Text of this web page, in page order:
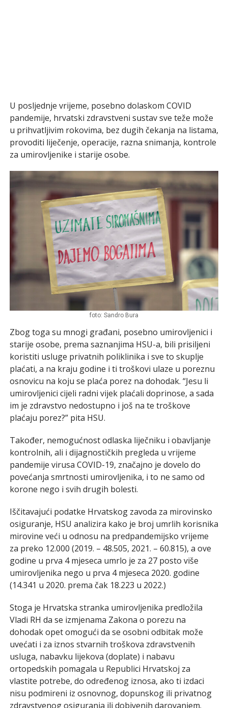
U posljednje vrijeme, posebno dolaskom COVID
pandemije, hrvatski zdravstveni sustav sve teže može
u prihvatljivim rokovima, bez dugih čekanja na listama,
provoditi liječenje, operacije, razna snimanja, kontrole
za umirovljenike i starije osobe.
foto: Sandro Bura
Zbog toga su mnogi građani, posebno umirovljenici i
starije osobe, prema saznanjima HSU-a, bili prisiljeni
koristiti usluge privatnih poliklinika i sve to skuplje
plaćati, a na kraju godine i ti troškovi ulaze u poreznu
osnovicu na koju se plaća porez na dohodak. “Jesu li
umirovljenici cijeli radni vijek plaćali doprinose, a sada
im je zdravstvo nedostupno i još na te troškove
plaćaju porez?” pita HSU.
Također, nemogućnost odlaska liječniku i obavljanje
kontrolnih, ali i dijagnostičkih pregleda u vrijeme
pandemije virusa COVID-19, značajno je dovelo do
povećanja smrtnosti umirovljenika, i to ne samo od
korone nego i svih drugih bolesti.
Iščitavajući podatke Hrvatskog zavoda za mirovinsko
osiguranje, HSU analizira kako je broj umrlih korisnika
mirovine veći u odnosu na predpandemijsko vrijeme
za preko 12.000 (2019. – 48.505, 2021. – 60.815), a ove
godine u prva 4 mjeseca umrlo je za 27 posto više
umirovljenika nego u prva 4 mjeseca 2020. godine
(14.341 u 2020. prema čak 18.223 u 2022.)
Stoga je Hrvatska stranka umirovljenika predložila
Vladi RH da se izmjenama Zakona o porezu na
dohodak opet omogući da se osobni odbitak može
uvećati i za iznos stvarnih troškova zdravstvenih
usluga, nabavku lijekova (doplate) i nabavu
ortopedskih pomagala u Republici Hrvatskoj za
vlastite potrebe, do određenog iznosa, ako ti izdaci
nisu podmireni iz osnovnog, dopunskog ili privatnog
zdravstvenog osiguranja ili dobivenih darovanjem.